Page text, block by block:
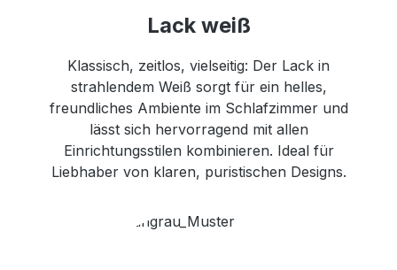
Lack weiß
Klassisch, zeitlos, vielseitig: Der Lack in
strahlendem Weiß sorgt für ein helles,
freundliches Ambiente im Schlafzimmer und
lässt sich hervorragend mit allen
Einrichtungsstilen kombinieren. Ideal für
Liebhaber von klaren, puristischen Designs.